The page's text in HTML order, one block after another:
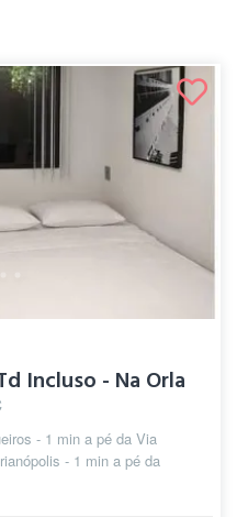
Incluso - Na Orla
- 1 min a pé da Via
- 1 min a pé da